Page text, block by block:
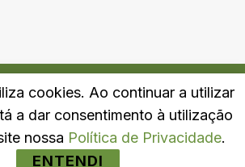
Conosco Política de Privacidade
cookies. Ao continuar a utilizar
a dar consentimento à utilização
nossa Política de Privacidade.
ENTENDI